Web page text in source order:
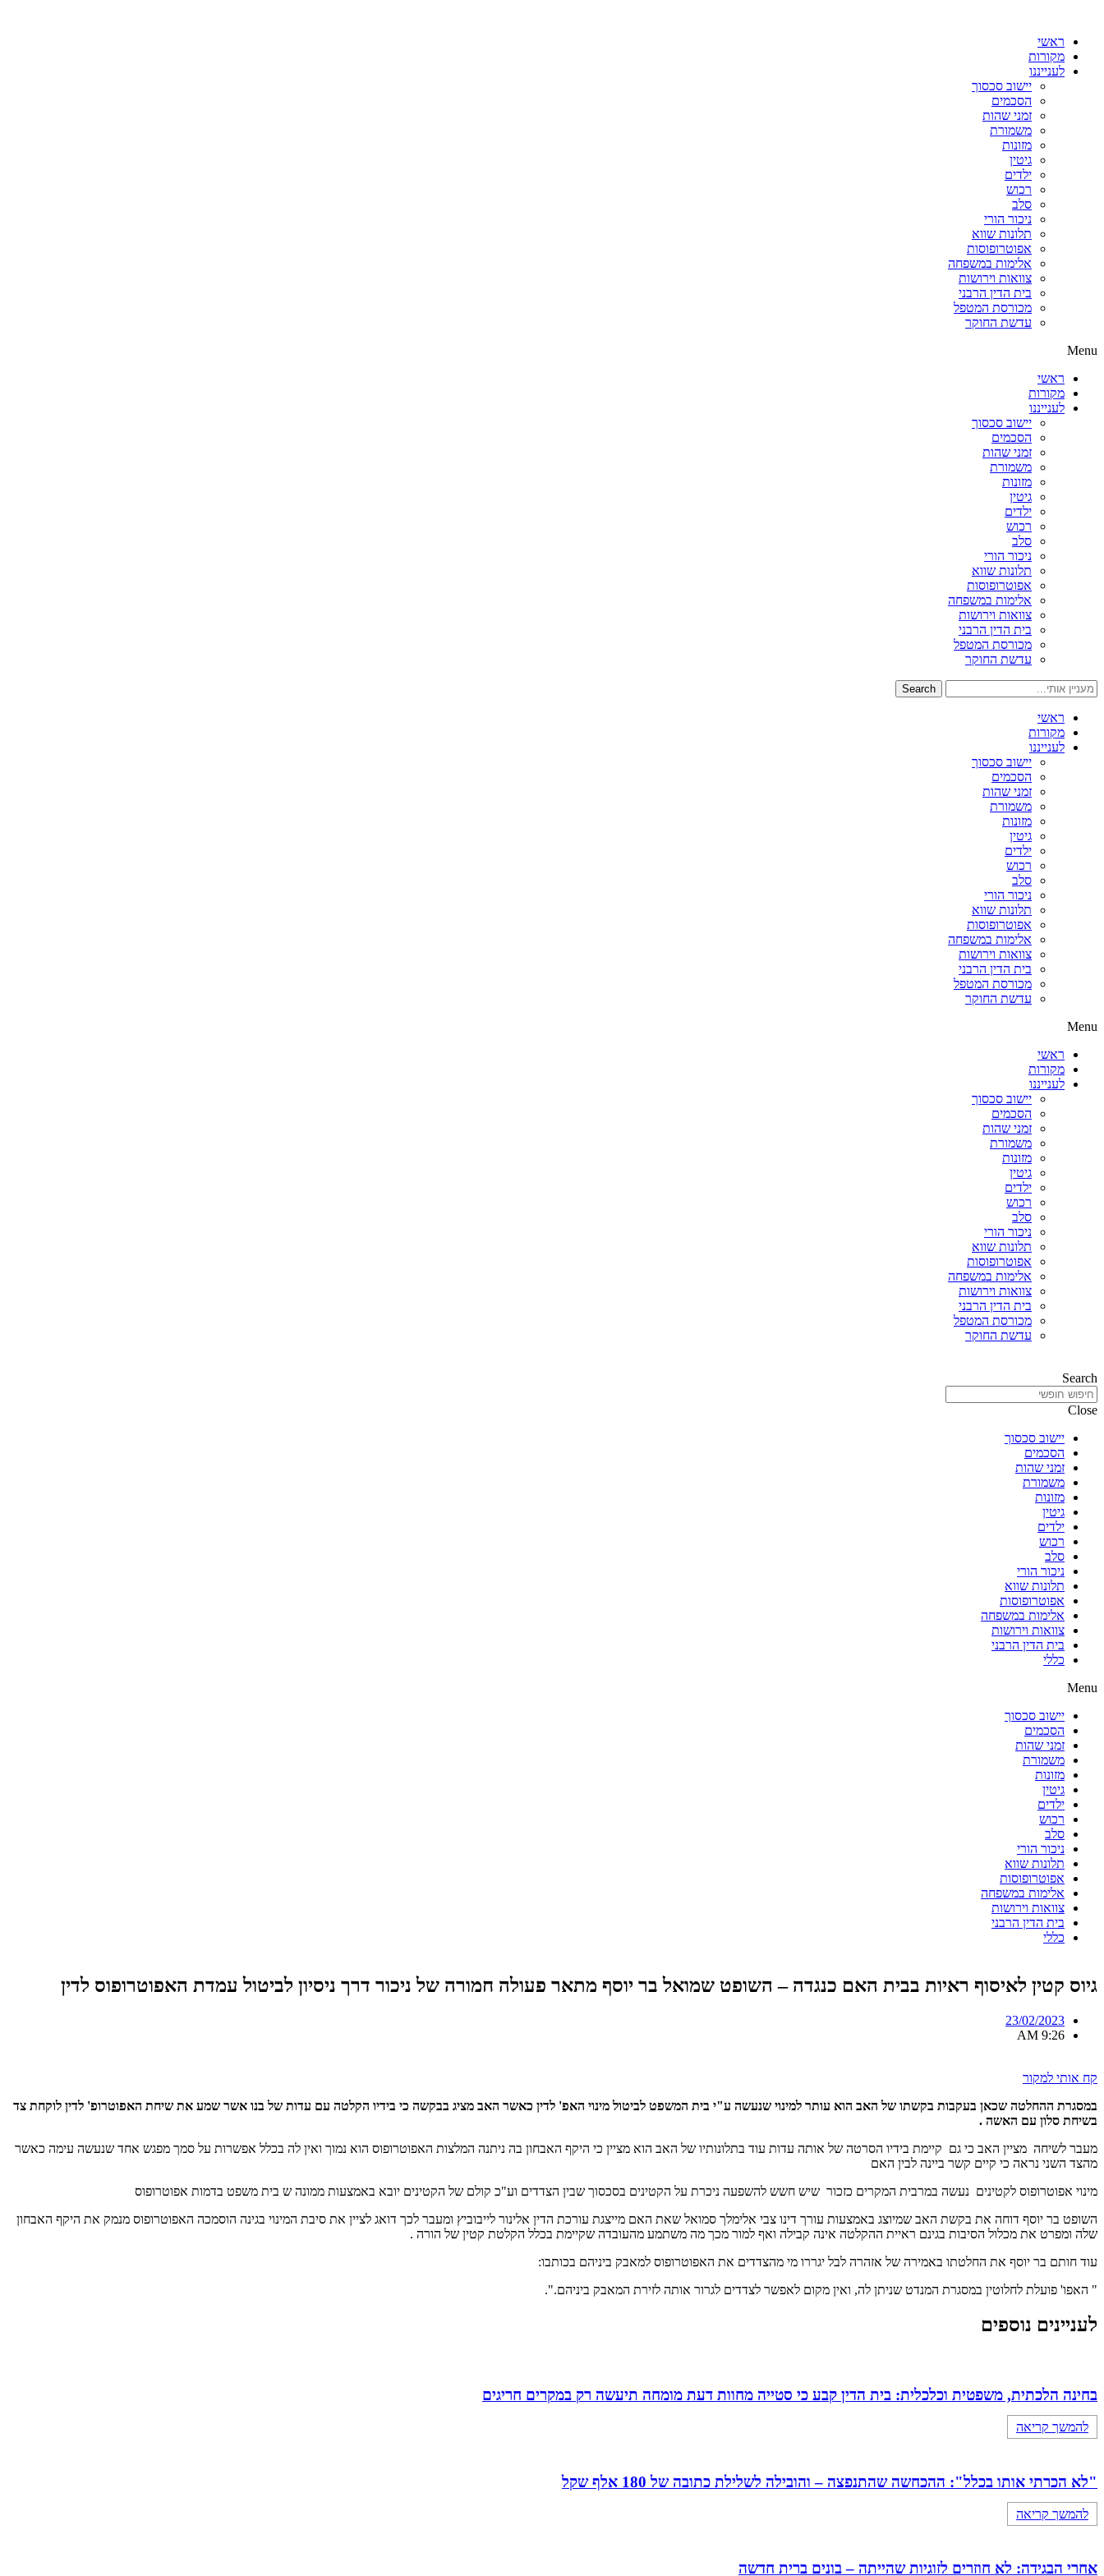
ראשי
מקורות
לענייננו
יישוב סכסוך
הסכמים
זמני שהות
משמורת
מזונות
גיטין
ילדים
רכוש
סלב
ניכור הורי
תלונות שווא
אפוטרופוסות
אלימות במשפחה
צוואות וירושות
בית הדין הרבני
מכורסת המטפל
עדשת החוקר
Menu
ראשי
מקורות
לענייננו
יישוב סכסוך
הסכמים
זמני שהות
משמורת
מזונות
גיטין
ילדים
רכוש
סלב
ניכור הורי
תלונות שווא
אפוטרופוסות
אלימות במשפחה
צוואות וירושות
בית הדין הרבני
מכורסת המטפל
עדשת החוקר
Search
ראשי
מקורות
לענייננו
יישוב סכסוך
הסכמים
זמני שהות
משמורת
מזונות
גיטין
ילדים
רכוש
סלב
ניכור הורי
תלונות שווא
אפוטרופוסות
אלימות במשפחה
צוואות וירושות
בית הדין הרבני
מכורסת המטפל
עדשת החוקר
Menu
ראשי
מקורות
לענייננו
יישוב סכסוך
הסכמים
זמני שהות
משמורת
מזונות
גיטין
ילדים
רכוש
סלב
ניכור הורי
תלונות שווא
אפוטרופוסות
אלימות במשפחה
צוואות וירושות
בית הדין הרבני
מכורסת המטפל
עדשת החוקר
Search
Close
יישוב סכסוך
הסכמים
זמני שהות
משמורת
מזונות
גיטין
ילדים
רכוש
סלב
ניכור הורי
תלונות שווא
אפוטרופוסות
אלימות במשפחה
צוואות וירושות
בית הדין הרבני
כללי
Menu
יישוב סכסוך
הסכמים
זמני שהות
משמורת
מזונות
גיטין
ילדים
רכוש
סלב
ניכור הורי
תלונות שווא
אפוטרופוסות
אלימות במשפחה
צוואות וירושות
בית הדין הרבני
כללי
גיוס קטין לאיסוף ראיות בבית האם כנגדה – השופט שמואל בר יוסף מתאר פעולה חמורה של ניכור דרך ניסיון לביטול עמדת האפוטרופוס לדין
23/02/2023
9:26 AM
קח אותי למקור
במסגרת ההחלטה שכאן בעקבות בקשתו של האב הוא עותר למינוי שנעשה ע"י בית המשפט לביטול מינוי האפ' לדין כאשר האב מציג בבקשה כי בידיו הקלטה עם עדות של בנו אשר שמע את שיחת האפוטרופ' לדין לוקחת צד
בשיחת סלון עם האשה .
מעבר לשיחה מציין האב כי גם קיימת בידיו הסרטה של אותה עדות עוד בתלונותיו של האב הוא מציין כי היקף האבחון בה ניתנה המלצות האפוטרופוס הוא נמוך ואין לה בכלל אפשרות על סמך מפגש אחד שנעשה עימה כאשר
מהצד השני נראה כי קיים קשר ביינה לבין האם
מינוי אפוטרופוס לקטינים נעשה במרבית המקרים כזכור שיש חשש להשפעה ניכרת על הקטינים בסכסוך שבין הצדדים וע"כ קולם של הקטינים יובא באמצעות ממונה ש בית משפט בדמות אפוטרופוס
השופט בר יוסף דוחה את בקשת האב שמיוצג באמצעות עורך דינו צבי אלימלך סמואל שאת האם מייצגת עורכת הדין אלינור לייבוביץ ומעבר לכך דואג לציין את סיבת המינוי בגינה הוסמכה האפוטרופוס מנמק את היקף האבחון
שלה ומפרט את מכלול הסיבות בגינם ראיית ההקלטה אינה קבילה ואף למור מכך מה משתמע מהעובדה שקיימת בכלל הקלטת קטין של הורה .
עוד חותם בר יוסף את החלטתו באמירה של אזהרה לבל יגררו מי מהצדדים את האפוטרופוס למאבק ביניהם בכותבו:
" האפו' פועלת לחלוטין במסגרת המנדט שניתן לה, ואין מקום לאפשר לצדדים לגרור אותה לזירת המאבק ביניהם.".
לעניינים נוספים
בחינה הלכתית, משפטית וכלכלית: בית הדין קבע כי סטייה מחוות דעת מומחה תיעשה רק במקרים חריגים
להמשך קריאה
"לא הכרתי אותו בכלל": ההכחשה שהתנפצה – והובילה לשלילת כתובה של 180 אלף שקל
להמשך קריאה
אחרי הבגידה: לא חוזרים לזוגיות שהייתה – בונים ברית חדשה